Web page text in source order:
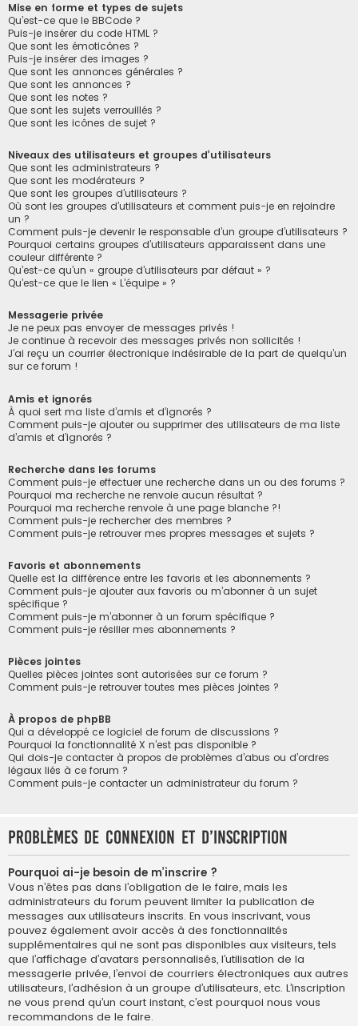
Mise en forme et types de sujets
Qu’est-ce que le BBCode ?
Puis-je insérer du code HTML ?
Que sont les émoticônes ?
Puis-je insérer des images ?
Que sont les annonces générales ?
Que sont les annonces ?
Que sont les notes ?
Que sont les sujets verrouillés ?
Que sont les icônes de sujet ?
Niveaux des utilisateurs et groupes d’utilisateurs
Que sont les administrateurs ?
Que sont les modérateurs ?
Que sont les groupes d’utilisateurs ?
Où sont les groupes d’utilisateurs et comment puis-je en rejoindre
un ?
Comment puis-je devenir le responsable d’un groupe d’utilisateurs ?
Pourquoi certains groupes d’utilisateurs apparaissent dans une
couleur différente ?
Qu’est-ce qu’un « groupe d’utilisateurs par défaut » ?
Qu’est-ce que le lien « L’équipe » ?
Messagerie privée
Je ne peux pas envoyer de messages privés !
Je continue à recevoir des messages privés non sollicités !
J’ai reçu un courrier électronique indésirable de la part de quelqu’un
sur ce forum !
Amis et ignorés
À quoi sert ma liste d’amis et d’ignorés ?
Comment puis-je ajouter ou supprimer des utilisateurs de ma liste
d’amis et d’ignorés ?
Recherche dans les forums
Comment puis-je effectuer une recherche dans un ou des forums ?
Pourquoi ma recherche ne renvoie aucun résultat ?
Pourquoi ma recherche renvoie à une page blanche ?!
Comment puis-je rechercher des membres ?
Comment puis-je retrouver mes propres messages et sujets ?
Favoris et abonnements
Quelle est la différence entre les favoris et les abonnements ?
Comment puis-je ajouter aux favoris ou m’abonner à un sujet
spécifique ?
Comment puis-je m’abonner à un forum spécifique ?
Comment puis-je résilier mes abonnements ?
Pièces jointes
Quelles pièces jointes sont autorisées sur ce forum ?
Comment puis-je retrouver toutes mes pièces jointes ?
À propos de phpBB
Qui a développé ce logiciel de forum de discussions ?
Pourquoi la fonctionnalité X n’est pas disponible ?
Qui dois-je contacter à propos de problèmes d’abus ou d’ordres
légaux liés à ce forum ?
Comment puis-je contacter un administrateur du forum ?
Problèmes de connexion et d’inscription
Pourquoi ai-je besoin de m’inscrire ?
Vous n’êtes pas dans l’obligation de le faire, mais les
administrateurs du forum peuvent limiter la publication de
messages aux utilisateurs inscrits. En vous inscrivant, vous
pouvez également avoir accès à des fonctionnalités
supplémentaires qui ne sont pas disponibles aux visiteurs, tels
que l’affichage d’avatars personnalisés, l’utilisation de la
messagerie privée, l’envoi de courriers électroniques aux autres
utilisateurs, l’adhésion à un groupe d’utilisateurs, etc. L’inscription
ne vous prend qu’un court instant, c’est pourquoi nous vous
recommandons de le faire.